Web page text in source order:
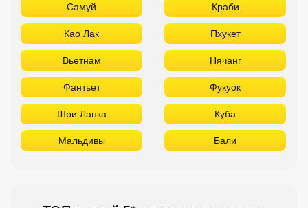
Самуй Краби
Као Лак Пхукет
Вьетнам Нячанг
Фантьет Фукуок
Шри Ланка Куба
Мальдивы Бали